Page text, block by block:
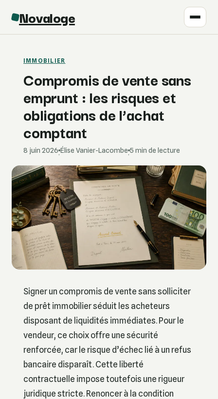
Novaloge
IMMOBILIER
Compromis de vente sans
emprunt : les risques et
obligations de l’achat
comptant
8 juin 2026
·
Élise Vanier-Lacombe
·
5 min de lecture
Signer un compromis de vente sans solliciter
de prêt immobilier séduit les acheteurs
disposant de liquidités immédiates. Pour le
vendeur, ce choix offre une sécurité
renforcée, car le risque d’échec lié à un refus
bancaire disparaît. Cette liberté
contractuelle impose toutefois une rigueur
juridique stricte. Renoncer à la condition